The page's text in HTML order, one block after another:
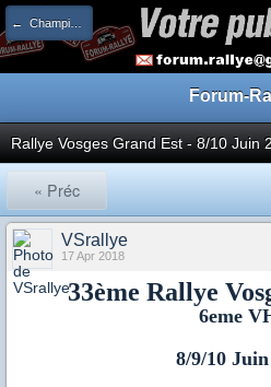
← Championnat de France
Forum-
Rallye Vosges Grand Est - 8/10 Juin
« Préc
VSrallye
17 Apr 2018
33ème Rallye
6eme
8/9/10